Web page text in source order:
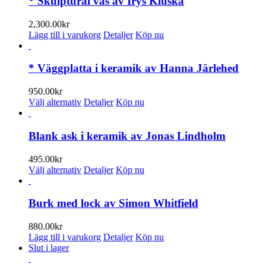
2,300.00kr
Lägg till i varukorg Detaljer Köp nu
* Väggplatta i keramik av Hanna Järlehed
950.00kr
Välj alternativ Den
har
flera
De
olika
kan
väljas
Detaljer Köp nu
Blank ask i keramik av Jonas Lindholm
495.00kr
Välj alternativ Den
har
De
olika
Detaljer Köp nu
Burk med lock av Simon Whitfield
880.00kr
Lägg till i varukorg Detaljer Köp nu
Slut i lager